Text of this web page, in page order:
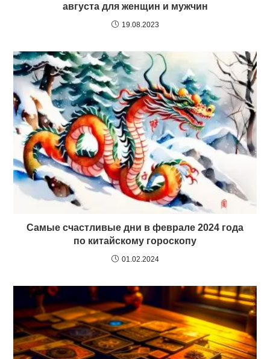
августа для женщин и мужчин
19.08.2023
Самые счастливые дни в феврале 2024 года
по китайскому гороскопу
01.02.2024